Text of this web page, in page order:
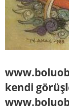
kendi